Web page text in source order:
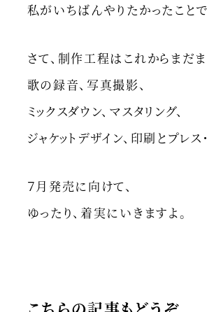
私がいちばんやりたかったことで
さて、制作工程はこれからまだま
歌の録音、写真撮影、
ミックスダウン、マスタリング、
ジャケットデザイン、印刷とプレス
７月発売に向けて、
ゆったり、着実にいきますよ。